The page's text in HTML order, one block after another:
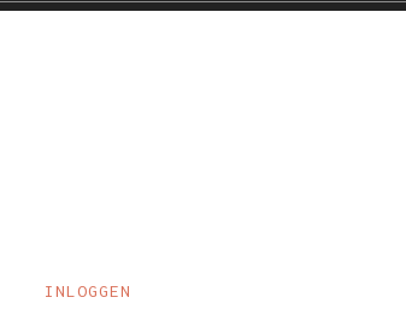
INLOGGEN